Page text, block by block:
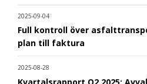
2025-09-04
Full kontroll över
plan till faktura
2025-08-28
Kvartalsrapport Q2 2025: